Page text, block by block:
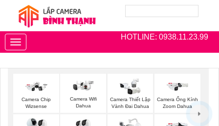
HOTLINE: 0938.11.23.99
Toggle
navigation
Camera Chip
Wizsense
Camera Wifi
Dahua
Camera Thiết Lập
Vành Đai Dahua
Camera Ống Kính
Zoom Dahua